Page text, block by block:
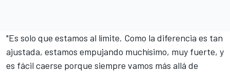
"Es solo que estamos al límite. Como la diferencia es tan
ajustada, estamos empujando muchísimo, muy fuerte, y
es fácil caerse porque siempre vamos más allá de